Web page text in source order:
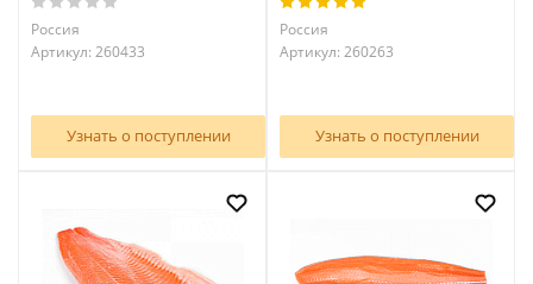
Россия
Артикул: 260433
Узнать о поступлении
Россия
Артикул: 260263
Узнать о поступлении